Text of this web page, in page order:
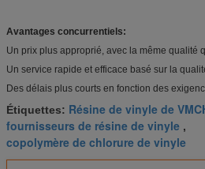
Avantages concurrentiels:
Un prix plus approprié, avec la même qualité
Un service rapide et efficace basé sur la
Des délais plus courts en fonction des
Étiquettes: Résine de vinyle de
fournisseurs de résine de vinyle ,
copolymère de chlorure de vinyle